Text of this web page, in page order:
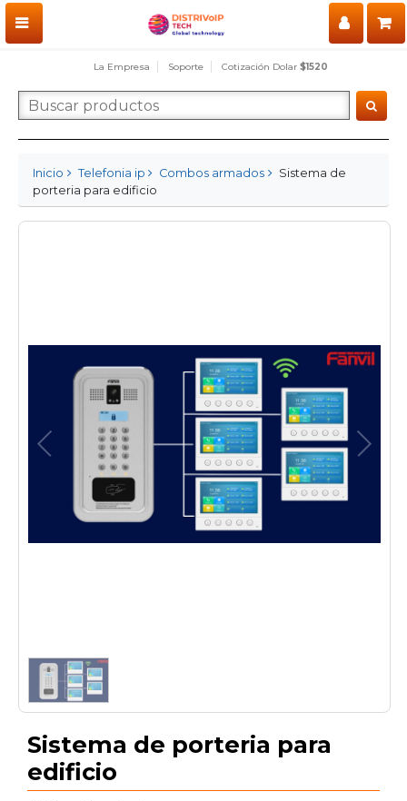
La Empresa Soporte Cotización Dolar $1520
Inicio Telefonia ip Combos armados
Sistema de
porteria para edificio
Sistema de porteria para
edificio